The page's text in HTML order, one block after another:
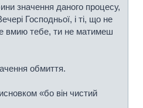
значення даного процесу,
Господньої, і ті, що не
вмию тебе, ти не матимеш
обмиття.
«бо він чистий